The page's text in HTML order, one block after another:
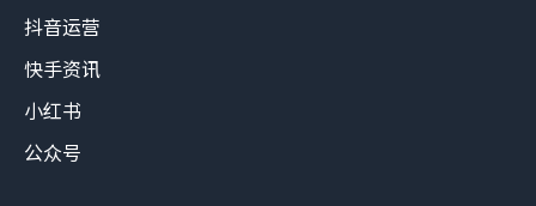
抖音运营
快手资讯
小红书
公众号